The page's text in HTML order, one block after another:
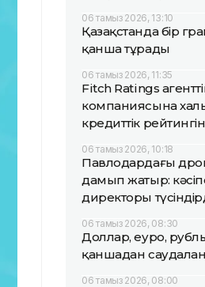
06 тамыз 2026, 13:10
Қазақстанда бір
қанша тұрады
06 тамыз 2026, 11:35
Fitch Ratings
компаниясына
кредиттік
06 тамыз 2026, 10:18
Павлодардағы дрон
дамып жатыр:
директоры
06 тамыз 2026, 08:30
Доллар, еуро,
қаншадан
06 тамыз 2026, 08:00